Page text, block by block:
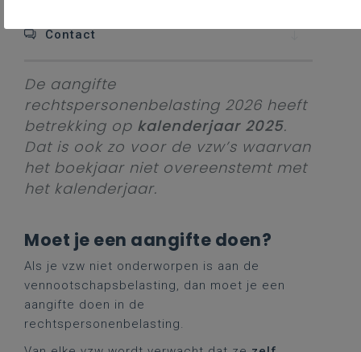
Contact
De aangifte
rechtspersonenbelasting 2026 heeft
betrekking op kalenderjaar 2025.
Dat is ook zo voor de vzw’s waarvan
het boekjaar niet overeenstemt met
het kalenderjaar.
Moet je een aangifte doen?
Als je vzw niet onderworpen is aan de
vennootschapsbelasting, dan moet je een
aangifte doen in de
rechtspersonenbelasting.